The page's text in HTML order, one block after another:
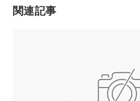
関連記事